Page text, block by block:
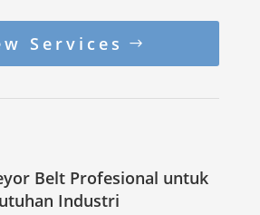
Services
Belt Profesional untuk
Industri